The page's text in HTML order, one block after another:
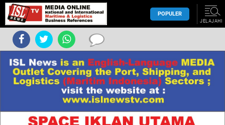
POPULER
JELAJAHI